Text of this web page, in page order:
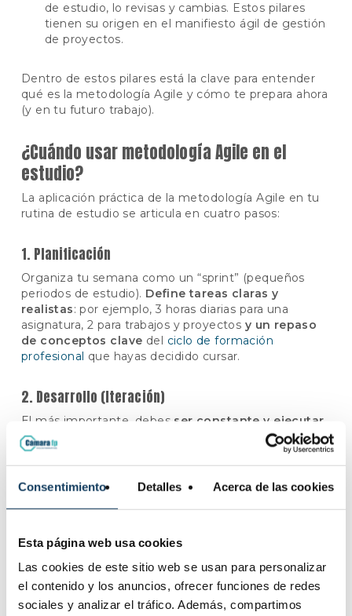
Consentimiento Detalles Acerca de las cookies
Esta página web usa cookies
Las cookies de este sitio web se usan para personalizar
el contenido y los anuncios, ofrecer funciones de redes
sociales y analizar el tráfico. Además, compartimos
de estudio, lo revisas y cambias. Estos pilares
tienen su origen en el manifiesto ágil de gestión
de proyectos.
Dentro de estos pilares está la clave para entender
qué es la metodología Agile y cómo te prepara ahora
(y en tu futuro trabajo).
¿Cuándo usar metodología Agile en el
estudio?
La aplicación práctica de la metodología Agile en tu
rutina de estudio se articula en cuatro pasos:
1. Planificación
Organiza tu semana como un “sprint” (pequeños
periodos de estudio). Define tareas claras y
realistas: por ejemplo, 3 horas diarias para una
asignatura, 2 para trabajos y proyectos y un repaso
de conceptos clave del ciclo de formación
profesional que hayas decidido cursar.
2. Desarrollo (Iteración)
El más importante, debes ser constante y ejecutar
la planificación
: estudias, haces ejercicios, trabajas
en equipo o individualmente. Esta fase será
dinámica, no estática.
3. Pruebas y revisión
rápidos, feedback del tutor o compañeros, reflexión
sobre lo aprendido. ¿Qué ha funcionado bien?
¿Dónde has tenido dificultades?